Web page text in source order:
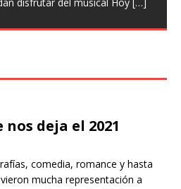
nos deja el 2021
comedia, romance y hasta
mucha representación a